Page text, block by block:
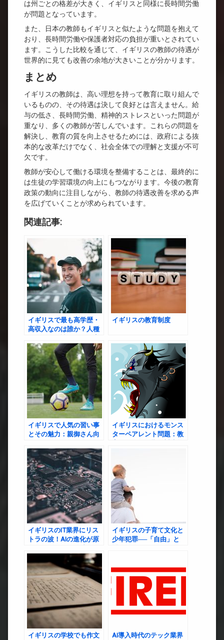
は州ごとの格差が大きく、イギリスと同様に長時間労働
が問題となっています。
また、日本の教師もイギリスと似たような問題を抱えて
おり、長時間労働や保護者対応の負担が重いとされてい
ます。こうした比較を通じて、イギリスの教師の待遇が
世界的に見ても改善の余地が大きいことが分かります。
まとめ
イギリスの教師は、高い理想を持って教育に取り組んで
いるものの、その待遇は決して良好とは言えません。給
与の低さ、長時間労働、精神的ストレスといった問題が
重なり、多くの教師が苦しんでいます。これらの問題を
解決し、教育の質を向上させるためには、政府による抜
本的な改革だけでなく、社会全体での理解と支援が不可
欠です。
教師が安心して働ける環境を整備することは、最終的に
は生徒の学習環境の向上にもつながります。今後の教育
政策の動向に注目しながら、教師の待遇改善を求める声
を広げていくことが求められています。
関連記事:
イギリスで最も高学歴・
高収入なのは誰か？人種
と所得格差の実態
イギリスの教育制度
イギリスで人気の習い事
とその魅力：親御さん向
イギリスにおけるモンス
ターペアレント問題：教
イギリスのIT業界にリス
トラの波！AIの進化が原
イギリスの子育て文化と
少年犯罪──「自由」と
イギリスの学校でも作文
AI導入時代のテック業界